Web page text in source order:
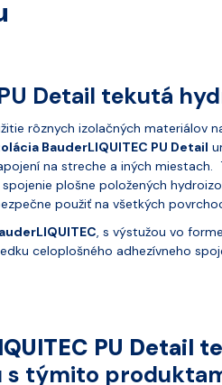
Detail tekutá
rôznych izolačných materiálov
BauderLIQUITEC PU Detail
na streche a iných
plošne položených
použiť na všetkých
, s výstužou vo
celoplošného adhezívneho
PU Detail
s týmito